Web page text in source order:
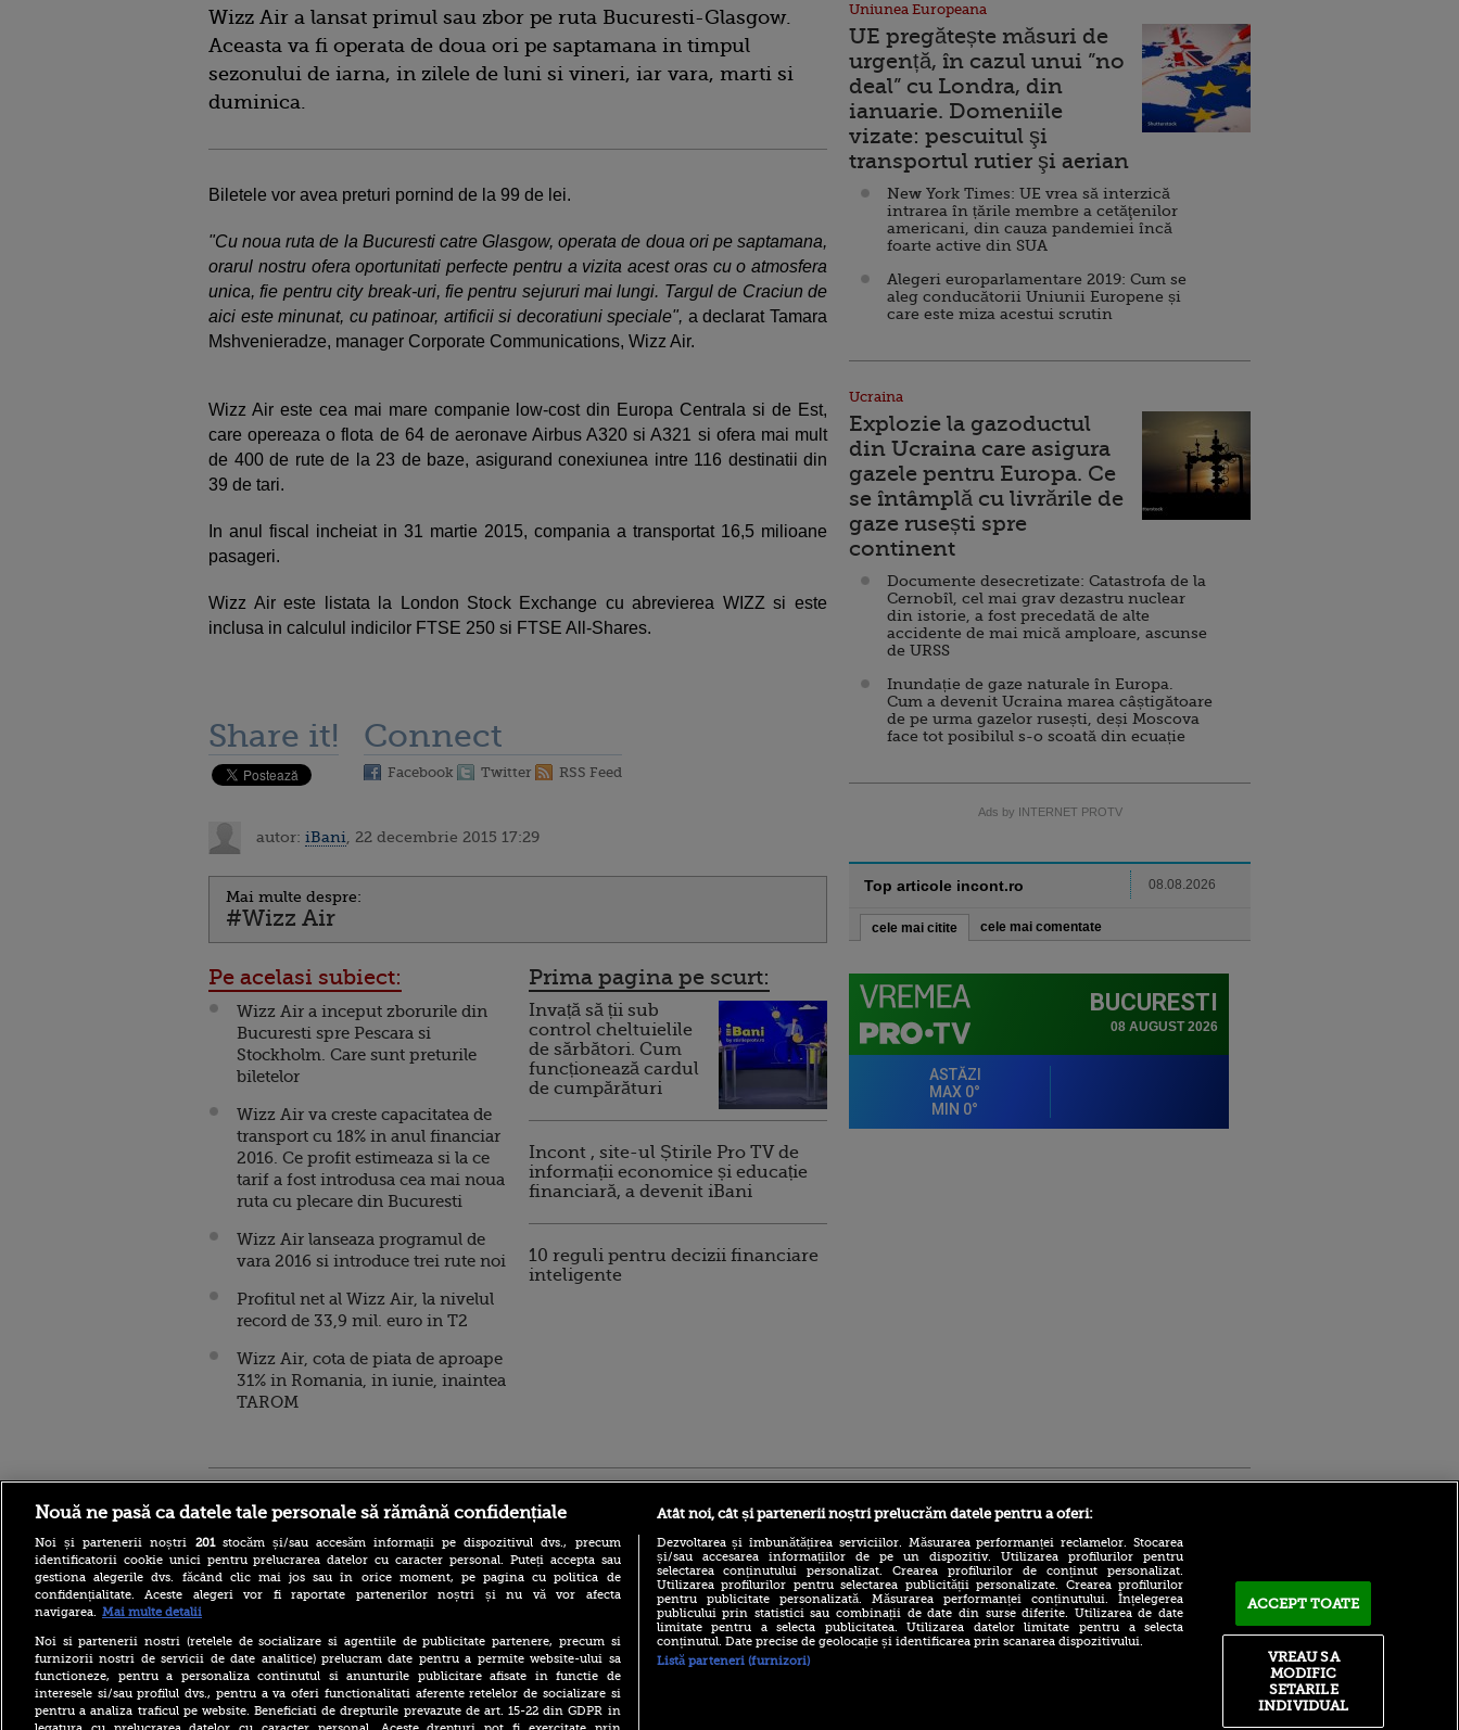
Wizz Air a lansat primul sau zbor pe ruta Bucuresti-Glasgow.
Aceasta va fi operata de doua ori pe saptamana in timpul
sezonului de iarna, in zilele de luni si vineri, iar vara, marti si
duminica.
Biletele vor avea preturi pornind de la 99 de lei.
"Cu noua ruta de la Bucuresti catre Glasgow, operata de doua ori pe saptamana,
orarul nostru ofera oportunitati perfecte pentru a vizita acest oras cu o atmosfera
unica, fie pentru city break-uri, fie pentru sejururi mai lungi. Targul de Craciun de
aici este minunat, cu patinoar, artificii si decoratiuni speciale", a declarat Tamara
Mshvenieradze, manager Corporate Communications, Wizz Air.
Wizz Air este cea mai mare companie low-cost din Europa Centrala si de Est,
care opereaza o flota de 64 de aeronave Airbus A320 si A321 si ofera mai mult
de 400 de rute de la 23 de baze, asigurand conexiunea intre 116 destinatii din
39 de tari.
In anul fiscal incheiat in 31 martie 2015, compania a transportat 16,5 milioane
pasageri.
Wizz Air este listata la London Stock Exchange cu abrevierea WIZZ si este
inclusa in calculul indicilor FTSE 250 si FTSE All-Shares.
Share it! Connect
Facebook Twitter RSS Feed
autor: iBani , 22 decembrie 2015 17:29
Mai multe despre:
#Wizz Air
Pe acelasi subiect:
Wizz Air a inceput zborurile din
Bucuresti spre Pescara si
Stockholm. Care sunt preturile
biletelor
Wizz Air va creste capacitatea de
transport cu 18% in anul financiar
2016. Ce profit estimeaza si la ce
tarif a fost introdusa cea mai noua
ruta cu plecare din Bucuresti
Wizz Air lanseaza programul de
vara 2016 si introduce trei rute noi
Profitul net al Wizz Air, la nivelul
record de 33,9 mil. euro in T2
Wizz Air, cota de piata de aproape
31% in Romania, in iunie, inaintea
TAROM
Prima pagina pe scurt:
Invață să ții sub
control cheltuielile
de sărbători. Cum
funcționează cardul
de cumpărături
Incont , site-ul Știrile Pro TV de
informații economice și educație
financiară, a devenit iBani
10 reguli pentru decizii financiare
inteligente
Uniunea Europeana
UE pregătește măsuri de
urgență, în cazul unui ”no
deal” cu Londra, din
ianuarie. Domeniile
vizate: pescuitul şi
transportul rutier şi aerian
New York Times: UE vrea să interzică
intrarea în țările membre a cetăţenilor
americani, din cauza pandemiei încă
foarte active din SUA
Alegeri europarlamentare 2019: Cum se
aleg conducătorii Uniunii Europene și
care este miza acestui scrutin
Ucraina
Explozie la gazoductul
din Ucraina care asigura
gazele pentru Europa. Ce
se întâmplă cu livrările de
gaze rusești spre
continent
Documente desecretizate: Catastrofa de la
Cernobîl, cel mai grav dezastru nuclear
din istorie, a fost precedată de alte
accidente de mai mică amploare, ascunse
de URSS
Inundație de gaze naturale în Europa.
Cum a devenit Ucraina marea câștigătoare
de pe urma gazelor rusești, deși Moscova
face tot posibilul s-o scoată din ecuație
Ads by INTERNET PROTV
Top articole incont.ro 08.08.2026
cele mai citite cele mai comentate
urs din Suceava, surprins în
timp ce se scarpină de
copac, precum adevăratul
Baloo
Spania, măsură neașteptată
(P) Descoperă Lumea
Evenimentelor din România
Imaginea cu Vladimir Putin
Nouă ne pasă ca datele tale personale să rămână confidențiale
Noi și partenerii noștri 201stocăm și/sau accesăm informații pe dispozitivul dvs., precum
identificatorii cookie unici pentru prelucrarea datelor cu caracter personal. Puteți accepta sau
gestiona alegerile dvs. făcând clic mai jos sau în orice moment, pe pagina cu politica de
confidențialitate. Aceste alegeri vor fi raportate partenerilor noștri și nu vă vor afecta
navigarea. Mai multe detalii
Noi si partenerii nostri (retelele de socializare si agentiile de publicitate partenere, precum si
furnizorii nostri de servicii de date analitice) prelucram date pentru a permite website-ului sa
functioneze, pentru a personaliza continutul si anunturile publicitare afisate in functie de
interesele si/sau profilul dvs., pentru a va oferi functionalitati aferente retelelor de socializare si
pentru a analiza traficul pe website. Beneficiati de drepturile prevazute de art. 15-22 din GDPR in
Atât noi, cât și partenerii noștri prelucrăm datele pentru a oferi:
Dezvoltarea și îmbunătățirea serviciilor. Măsurarea performanței reclamelor. Stocarea
și/sau accesarea informațiilor de pe un dispozitiv. Utilizarea profilurilor pentru
selectarea conținutului personalizat. Crearea profilurilor de conținut personalizat.
Utilizarea profilurilor pentru selectarea publicității personalizate. Crearea profilurilor
pentru publicitate personalizată. Măsurarea performanței conținutului. Înțelegerea
publicului prin statistici sau combinații de date din surse diferite. Utilizarea de date
limitate pentru a selecta publicitatea. Utilizarea datelor limitate pentru a selecta
conținutul. Date precise de geolocație și identificarea prin scanarea dispozitivului.
Listă parteneri (furnizori)
ACCEPT TOATE
VREAU SA
MODIFIC
SETARILE
INDIVIDUAL